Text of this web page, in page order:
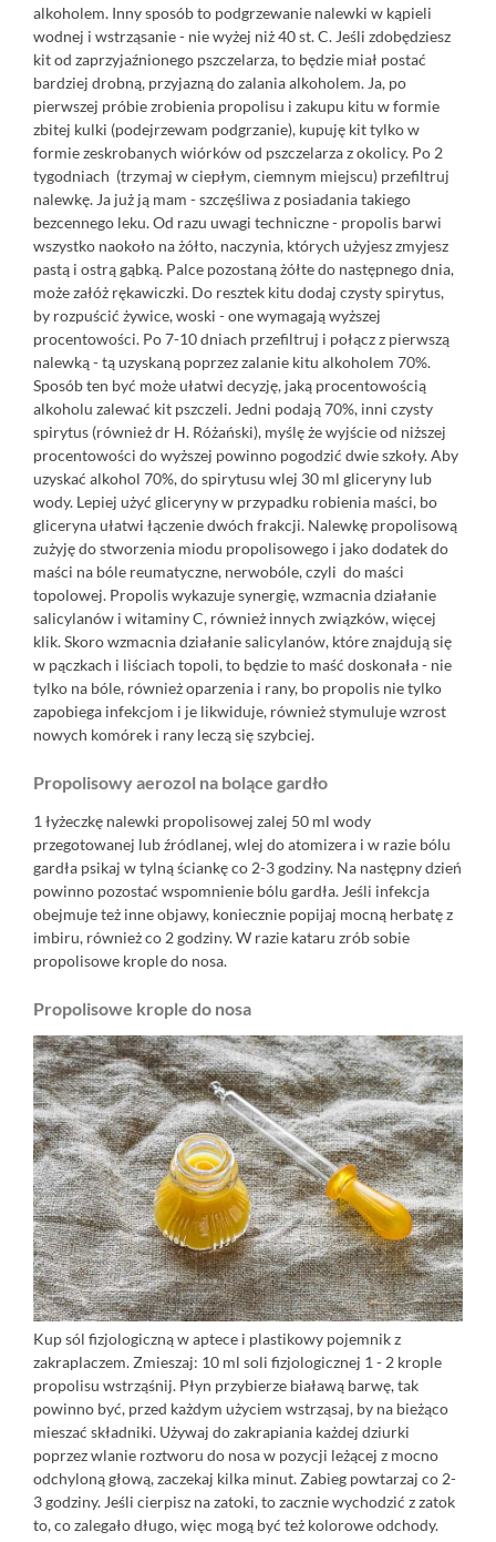
alkoholem. Inny sposób to podgrzewanie nalewki w kąpieli
wodnej i wstrząsanie - nie wyżej niż 40 st. C. Jeśli zdobędziesz
kit od zaprzyjaźnionego pszczelarza, to będzie miał postać
bardziej drobną, przyjazną do zalania alkoholem. Ja, po
pierwszej próbie zrobienia propolisu i zakupu kitu w formie
zbitej kulki (podejrzewam podgrzanie), kupuję kit tylko w
formie zeskrobanych wiórków od pszczelarza z okolicy. Po 2
tygodniach (trzymaj w ciepłym, ciemnym miejscu) przefiltruj
nalewkę. Ja już ją mam - szczęśliwa z posiadania takiego
bezcennego leku. Od razu uwagi techniczne - propolis barwi
wszystko naokoło na żółto, naczynia, których użyjesz zmyjesz
pastą i ostrą gąbką. Palce pozostaną żółte do następnego dnia,
może załóż rękawiczki. Do resztek kitu dodaj czysty spirytus,
by rozpuścić żywice, woski - one wymagają wyższej
procentowości. Po 7-10 dniach przefiltruj i połącz z pierwszą
nalewką - tą uzyskaną poprzez zalanie kitu alkoholem 70%.
Sposób ten być może ułatwi decyzję, jaką procentowością
alkoholu zalewać kit pszczeli. Jedni podają 70%, inni czysty
spirytus (również dr H. Różański), myślę że wyjście od niższej
procentowości do wyższej powinno pogodzić dwie szkoły. Aby
uzyskać alkohol 70%, do spirytusu wlej 30 ml gliceryny lub
wody. Lepiej użyć gliceryny w przypadku robienia maści, bo
gliceryna ułatwi łączenie dwóch frakcji. Nalewkę propolisową
zużyję do stworzenia miodu propolisowego i jako dodatek do
maści na bóle reumatyczne, nerwobóle, czyli do maści
topolowej. Propolis wykazuje synergię, wzmacnia działanie
salicylanów i witaminy C, również innych związków, więcej
klik. Skoro wzmacnia działanie salicylanów, które znajdują się
w pączkach i liściach topoli, to będzie to maść doskonała - nie
tylko na bóle, również oparzenia i rany, bo propolis nie tylko
zapobiega infekcjom i je likwiduje, również stymuluje wzrost
nowych komórek i rany leczą się szybciej.
Propolisowy aerozol na bolące gardło
1 łyżeczkę nalewki propolisowej zalej 50 ml wody
przegotowanej lub źródlanej, wlej do atomizera i w razie bólu
gardła psikaj w tylną ściankę co 2-3 godziny. Na następny dzień
powinno pozostać wspomnienie bólu gardła. Jeśli infekcja
obejmuje też inne objawy, koniecznie popijaj mocną herbatę z
imbiru, również co 2 godziny. W razie kataru zrób sobie
propolisowe krople do nosa.
Propolisowe krople do nosa
Kup sól fizjologiczną w aptece i plastikowy pojemnik z
zakraplaczem. Zmieszaj: 10 ml soli fizjologicznej 1 - 2 krople
propolisu wstrząśnij. Płyn przybierze białawą barwę, tak
powinno być, przed każdym użyciem wstrząsaj, by na bieżąco
mieszać składniki. Używaj do zakrapiania każdej dziurki
poprzez wlanie roztworu do nosa w pozycji leżącej z mocno
odchyloną głową, zaczekaj kilka minut. Zabieg powtarzaj co 2-
3 godziny. Jeśli cierpisz na zatoki, to zacznie wychodzić z zatok
to, co zalegało długo, więc mogą być też kolorowe odchody.